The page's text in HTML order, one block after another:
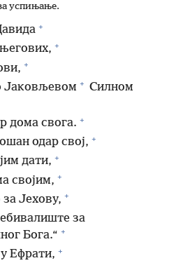
успињање.
+
+
+
Јаковљевом + Силном
дома свога. +
одар свој, +
дати, +
својим, +
Јехову, +
за
Бога.“ +
Ефрати, +